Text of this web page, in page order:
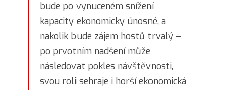
bude po vynuceném snížení
kapacity ekonomicky únosné, a
nakolik bude zájem hostů trvalý –
po prvotním nadšení může
následovat pokles návštěvnosti,
svou roli sehraje i horší ekonomická